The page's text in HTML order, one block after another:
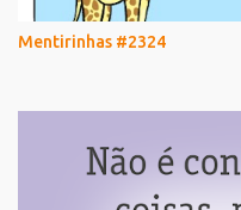
Mentirinhas #2324